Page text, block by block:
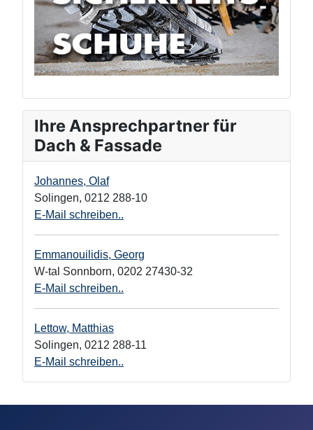
Ihre Ansprechpartner für
Dach & Fassade
Johannes, Olaf
Solingen, 0212 288-10
E-Mail schreiben..
Emmanouilidis, Georg
W-tal Sonnborn, 0202 27430-32
E-Mail schreiben..
Lettow, Matthias
Solingen, 0212 288-11
E-Mail schreiben..